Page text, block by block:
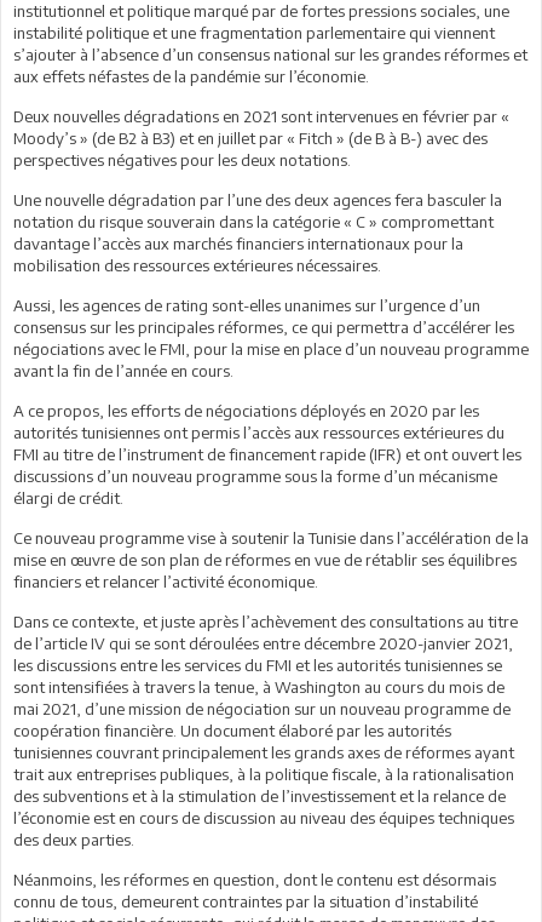
institutionnel et politique marqué par de fortes pressions sociales, une
instabilité politique et une fragmentation parlementaire qui viennent
s’ajouter à l’absence d’un consensus national sur les grandes réformes et
aux effets néfastes de la pandémie sur l’économie.
Deux nouvelles dégradations en 2021 sont intervenues en février par «
Moody’s » (de B2 à B3) et en juillet par « Fitch » (de B à B-) avec des
perspectives négatives pour les deux notations.
Une nouvelle dégradation par l’une des deux agences fera basculer la
notation du risque souverain dans la catégorie « C » compromettant
davantage l’accès aux marchés financiers internationaux pour la
mobilisation des ressources extérieures nécessaires.
Aussi, les agences de rating sont-elles unanimes sur l’urgence d’un
consensus sur les principales réformes, ce qui permettra d’accélérer les
négociations avec le FMI, pour la mise en place d’un nouveau programme
avant la fin de l’année en cours.
A ce propos, les efforts de négociations déployés en 2020 par les
autorités tunisiennes ont permis l’accès aux ressources extérieures du
FMI au titre de l’instrument de financement rapide (IFR) et ont ouvert les
discussions d’un nouveau programme sous la forme d’un mécanisme
élargi de crédit.
Ce nouveau programme vise à soutenir la Tunisie dans l’accélération de la
mise en œuvre de son plan de réformes en vue de rétablir ses équilibres
financiers et relancer l’activité économique.
Dans ce contexte, et juste après l’achèvement des consultations au titre
de l’article IV qui se sont déroulées entre décembre 2020-janvier 2021,
les discussions entre les services du FMI et les autorités tunisiennes se
sont intensifiées à travers la tenue, à Washington au cours du mois de
mai 2021, d’une mission de négociation sur un nouveau programme de
coopération financière. Un document élaboré par les autorités
tunisiennes couvrant principalement les grands axes de réformes ayant
trait aux entreprises publiques, à la politique fiscale, à la rationalisation
des subventions et à la stimulation de l’investissement et la relance de
l’économie est en cours de discussion au niveau des équipes techniques
des deux parties.
Néanmoins, les réformes en question, dont le contenu est désormais
connu de tous, demeurent contraintes par la situation d’instabilité